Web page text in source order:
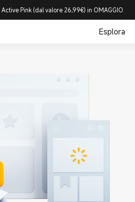
Pink (dal valore 26,99€) in OMAGGIO
Esplora